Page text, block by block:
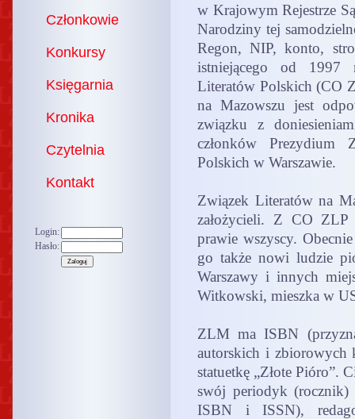
Członkowie
Konkursy
Księgarnia
Kronika
Czytelnia
Kontakt
Login:
Hasło:
w Krajowym Rejestrze
Narodziny tej
Regon, NIP, konto,
istniejącego od 1997
Literatów Polskich (CO
na Mazowszu jest
związku z
członków Prezydium
Polskich w Warszawie.
Związek Literatów na
założycieli. Z CO
prawie wszyscy.
go także nowi ludzie
Warszawy i innych
Witkowski, mieszka w
ZLM ma ISBN
autorskich i zbiorowych
statuetkę „Złote Pióro”.
swój periodyk (rocznik)
ISBN i ISSN),